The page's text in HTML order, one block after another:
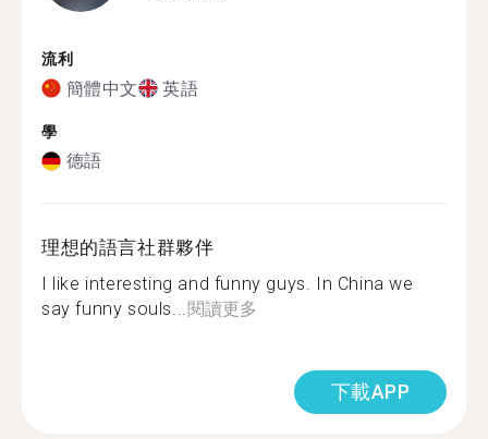
流利
簡體中文 英語
學
德語
理想的語言社群夥伴
I like interesting and funny guys. In China we
say funny souls...閱讀更多
下載APP